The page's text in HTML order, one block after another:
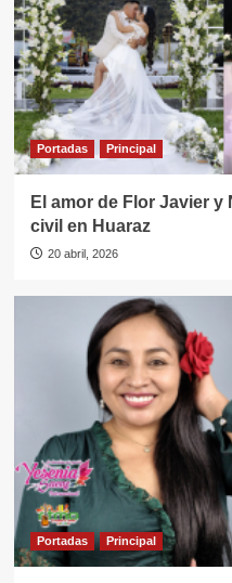
Portadas Principal
El amor de Flor Javier
civil en Huaraz
20 abril, 2026
Portadas Principal